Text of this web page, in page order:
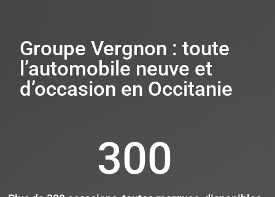
Groupe Vergnon : toute
l’automobile neuve et
d’occasion en Occitanie
300